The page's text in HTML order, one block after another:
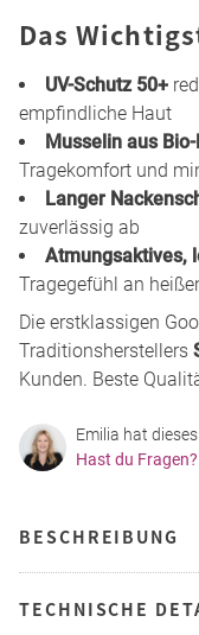
Das
UV-Schutz 50+
empfindliche Haut
Musselin aus
Tragekomfort und
Langer
zuverlässig ab
Atmungsaktives,
Tragegefühl an
Die erstklassigen
Traditionsherstellers
Kunden. Beste
Emilia hat
Hast du Fragen?
BESCHREIBUNG
TECHNISCHE